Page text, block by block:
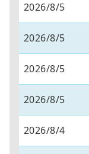
2026/8/5
2026/8/5
2026/8/5
2026/8/5
2026/8/4